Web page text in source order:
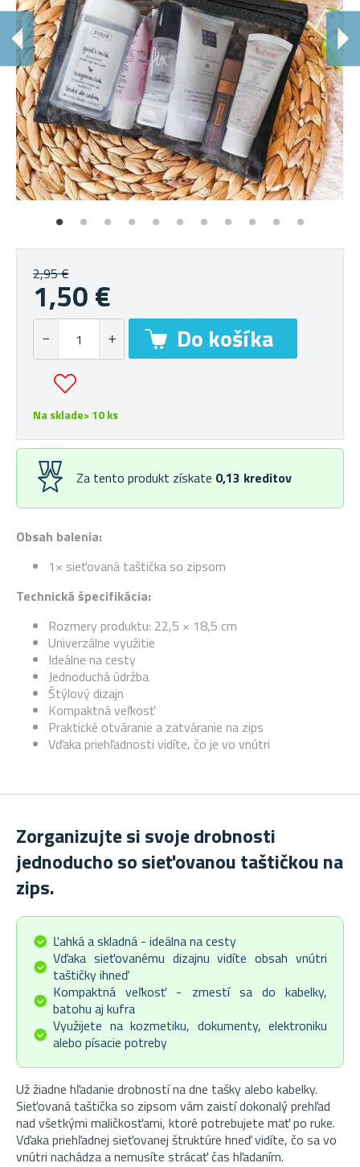
Obsah balenia:
1× sieťovaná taštička so zipsom
Technická špecifikácia:
Rozmery produktu: 22,5 × 18,5 cm
Univerzálne využitie
Ideálne na cesty
Jednoduchá údržba
Štýlový dizajn
Kompaktná veľkosť
Praktické otváranie a zatváranie na zips
Vďaka priehľadnosti vidíte, čo je vo vnútri
2,95 €
1,50 €
Na sklade> 10 ks
Za tento produkt získate 0,13 kreditov
Zorganizujte si svoje drobnosti
jednoducho so sieťovanou taštičkou na
zips.
Ľahká a skladná - ideálna na cesty
Vďaka sieťovanému dizajnu vidíte obsah vnútri
taštičky ihneď
Kompaktná veľkosť - zmestí sa do kabelky,
batohu aj kufra
Využijete na kozmetiku, dokumenty, elektroniku
alebo písacie potreby
Už žiadne hľadanie drobností na dne tašky alebo kabelky.
Sieťovaná taštička so zipsom vám zaistí dokonalý prehľad
nad všetkými maličkosťami, ktoré potrebujete mať po ruke.
Vďaka priehľadnej sieťovanej štruktúre hneď vidíte, čo sa vo
vnútri nachádza a nemusíte strácať čas hľadaním.